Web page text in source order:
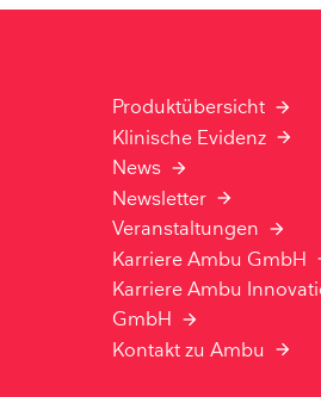
Produktübersicht
Klinische Evidenz
News
Newsletter
Veranstaltungen
Karriere Ambu GmbH
Karriere Ambu
GmbH
Kontakt zu Ambu